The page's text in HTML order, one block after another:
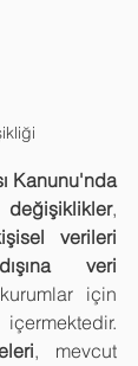
Kanunu'nda
,
verileri
veri
için
, mevcut